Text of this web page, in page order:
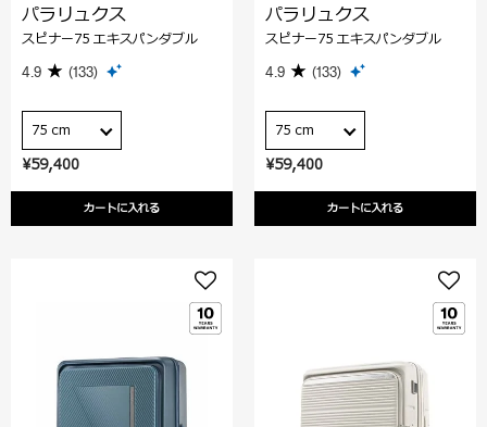
¥59,400
カートに入れる
パラリュクス
スピナー75 エキスパンダブル
4.9 (133)
75 cm
¥59,400
カートに入れる
パラリュクス
スピナー75 エキスパンダブル
4.9 (133)
75 cm